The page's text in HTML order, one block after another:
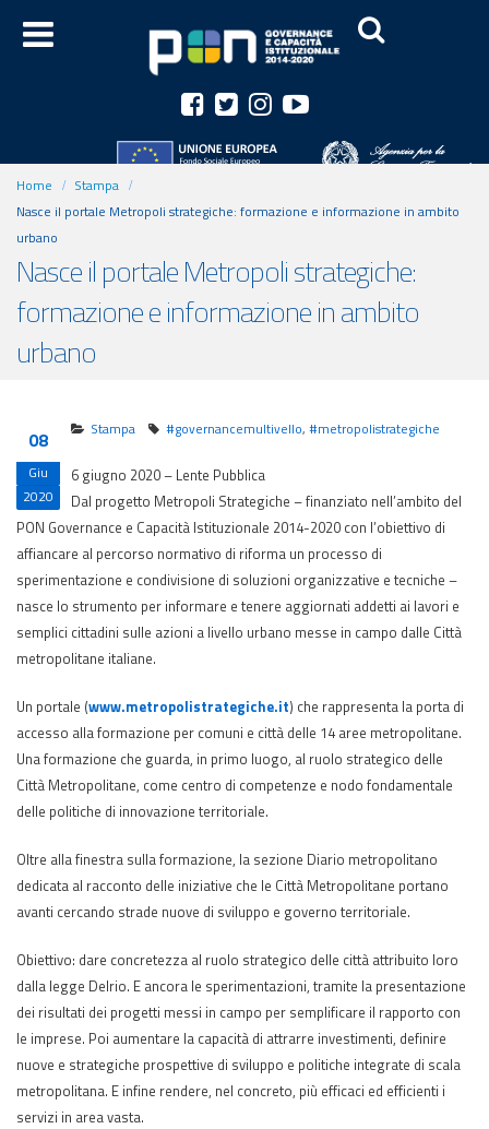
Home
Stampa
Nasce il portale Metropoli strategiche: formazione e informazione in ambito
urbano
Nasce il portale Metropoli strategiche:
formazione e informazione in ambito
urbano
08
Giu
2020
Stampa #governancemultivello,#metropolistrategiche
6 giugno 2020 – Lente Pubblica
Dal progetto Metropoli Strategiche – finanziato nell’ambito del
PON Governance e Capacità Istituzionale 2014-2020 con l’obiettivo di
affiancare al percorso normativo di riforma un processo di
sperimentazione e condivisione di soluzioni organizzative e tecniche –
nasce lo strumento per informare e tenere aggiornati addetti ai lavori e
semplici cittadini sulle azioni a livello urbano messe in campo dalle Città
metropolitane italiane.
Un portale (www.metropolistrategiche.it) che rappresenta la porta di
accesso alla formazione per comuni e città delle 14 aree metropolitane.
Una formazione che guarda, in primo luogo, al ruolo strategico delle
Città Metropolitane, come centro di competenze e nodo fondamentale
delle politiche di innovazione territoriale.
Oltre alla finestra sulla formazione, la sezione Diario metropolitano
dedicata al racconto delle iniziative che le Città Metropolitane portano
avanti cercando strade nuove di sviluppo e governo territoriale.
Obiettivo: dare concretezza al ruolo strategico delle città attribuito loro
dalla legge Delrio. E ancora le sperimentazioni, tramite la presentazione
dei risultati dei progetti messi in campo per semplificare il rapporto con
le imprese. Poi aumentare la capacità di attrarre investimenti, definire
nuove e strategiche prospettive di sviluppo e politiche integrate di scala
metropolitana. E infine rendere, nel concreto, più efficaci ed efficienti i
servizi in area vasta.